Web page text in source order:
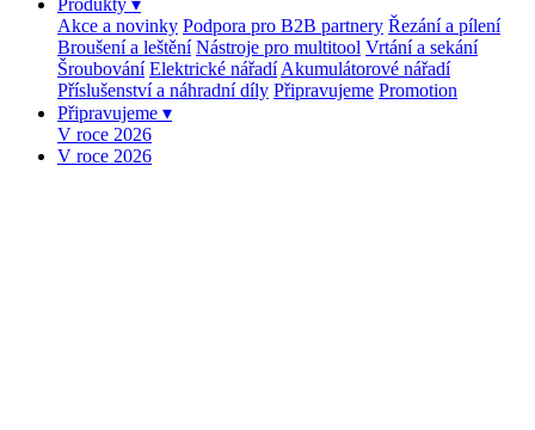
Produkty ▾
Akce a novinky Podpora pro B2B partnery Řezání a pílení
Broušení a leštění Nástroje pro multitool Vrtání a sekání
Šroubování Elektrické nářadí Akumulátorové nářadí
Příslušenství a náhradní díly Připravujeme Promotion
Připravujeme ▾
V roce 2026
V roce 2026